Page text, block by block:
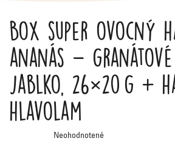
Box super ovocný
ananás –
jablko, 26×20 g +
hlavolam
Priemerné
hodnotenie
Neohodnotené